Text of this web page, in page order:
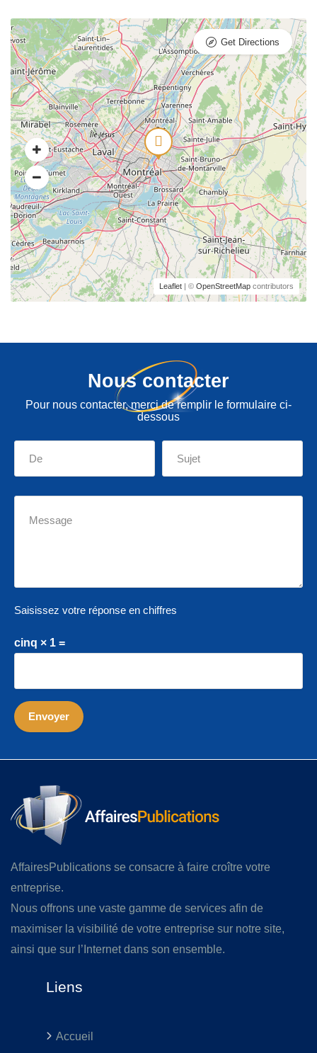
Leaflet | © OpenStreetMap contributors
Get Directions
Nous contacter
Pour nous contacter, merci de remplir le formulaire ci-
dessous
Saisissez votre réponse en chiffres
cinq × 1 =
AffairesPublications se consacre à faire croître votre
entreprise.
Nous offrons une vaste gamme de services afin de
maximiser la visibilité de votre entreprise sur notre site,
ainsi que sur l’Internet dans son ensemble.
Liens
Accueil